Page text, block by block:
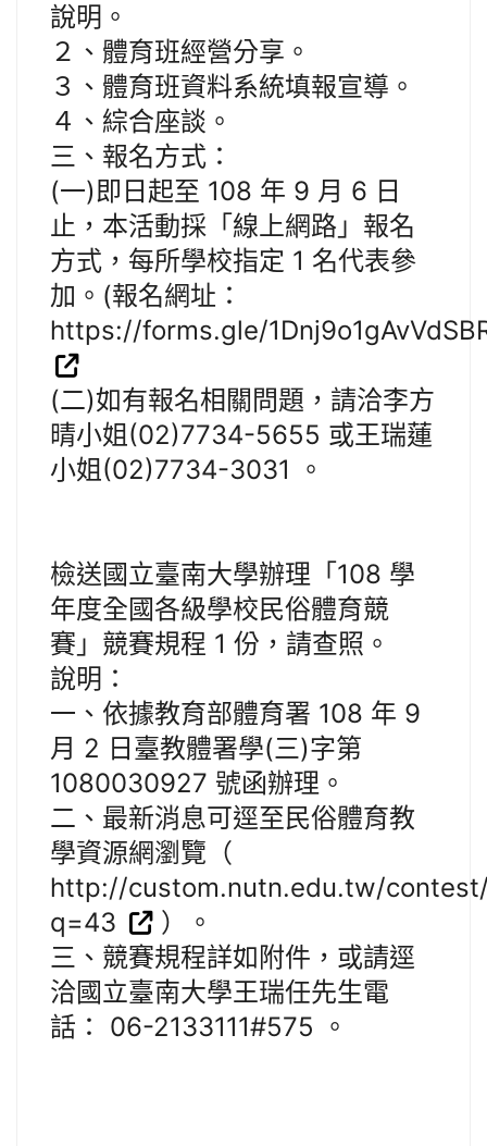
說明。
２、體育班經營分享。
３、體育班資料系統填報宣導。
４、綜合座談。
三、報名方式：
(一)即日起至 108 年 9 月 6 日
止，本活動採「線上網路」報名
方式，每所學校指定 1 名代表參
加。(報名網址：
https://forms.gle/
(二)如有報名相關問題，請洽李方
晴小姐(02)7734-5655 或王瑞蓮
小姐(02)7734-3031 。
檢送國立臺南大學辦理「108 學
年度全國各級學校民俗體育競
賽」競賽規程 1 份，請查照。
說明：
一、依據教育部體育署 108 年 9
月 2 日臺教體署學(三)字第
1080030927 號函辦理。
二、最新消息可逕至民俗體育教
學資源網瀏覽（
http://custom.nutn.edu.tw/
q=43
）。
三、競賽規程詳如附件，或請逕
洽國立臺南大學王瑞任先生電
話： 06-2133111#575 。